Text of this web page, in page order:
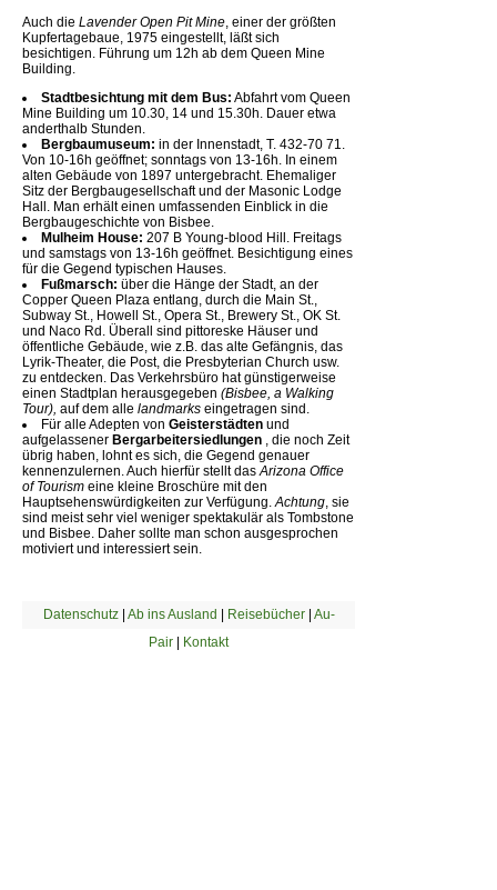
Auch die Lavender Open Pit Mine , einer der größten
Kupfertagebaue, 1975 eingestellt, läßt sich
besichtigen. Führung um 12h ab dem Queen Mine
Building.
Stadtbesichtung mit dem Bus: Abfahrt vom Queen
Mine Building um 10.30, 14 und 15.30h. Dauer etwa
anderthalb Stunden.
Bergbaumuseum: in der Innenstadt, T. 432-70 71.
Von 10-16h geöffnet; sonntags von 13-16h. In einem
alten Gebäude von 1897 untergebracht. Ehemaliger
Sitz der Bergbaugesellschaft und der Masonic Lodge
Hall. Man erhält einen umfassenden Einblick in die
Bergbaugeschichte von Bisbee.
Mulheim House: 207 B Young-blood Hill. Freitags
und samstags von 13-16h geöffnet. Besichtigung eines
für die Gegend typischen Hauses.
Fußmarsch: über die Hänge der Stadt, an der
Copper Queen Plaza entlang, durch die Main St.,
Subway St., Howell St., Opera St., Brewery St., OK St.
und Naco Rd. Überall sind pittoreske Häuser und
öffentliche Gebäude, wie z.B. das alte Gefängnis, das
Lyrik-Theater, die Post, die Presbyterian Church usw.
zu entdecken. Das Verkehrsbüro hat günstigerweise
einen Stadtplan herausgegeben (Bisbee, a Walking
Tour), auf dem alle landmarks eingetragen sind.
Für alle Adepten von Geisterstädten und
aufgelassener Bergarbeitersiedlungen , die noch Zeit
übrig haben, lohnt es sich, die Gegend genauer
kennenzulernen. Auch hierfür stellt das Arizona Office
of Tourism eine kleine Broschüre mit den
Hauptsehenswürdigkeiten zur Verfügung. Achtung , sie
sind meist sehr viel weniger spektakulär als Tombstone
und Bisbee. Daher sollte man schon ausgesprochen
motiviert und interessiert sein.
Datenschutz| Ab ins Ausland | Reisebücher| Au-
Pair | Kontakt